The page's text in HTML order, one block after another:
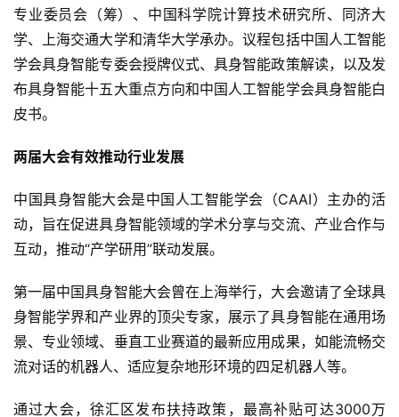
专业委员会（筹）、中国科学院计算技术研究所、同济大
学、上海交通大学和清华大学承办。议程包括中国人工智能
学会具身智能专委会授牌仪式、具身智能政策解读，以及发
布具身智能十五大重点方向和中国人工智能学会具身智能白
皮书。
两届大会有效推动行业发展
中国具身智能大会是中国人工智能学会（CAAI）主办的活
动，旨在促进具身智能领域的学术分享与交流、产业合作与
互动，推动“产学研用”联动发展。
第一届中国具身智能大会曾在上海举行，大会邀请了全球具
身智能学界和产业界的顶尖专家，展示了具身智能在通用场
景、专业领域、垂直工业赛道的最新应用成果，如能流畅交
流对话的机器人、适应复杂地形环境的四足机器人等。
通过大会，徐汇区发布扶持政策，最高补贴可达3000万